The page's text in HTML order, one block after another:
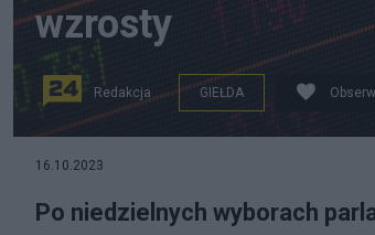
wzrosty
Redakcja GIEŁDA
16.10.2023
Po niedzielnych wyborach